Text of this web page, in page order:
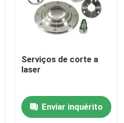
Serviços de corte a
laser
Enviar inquérito